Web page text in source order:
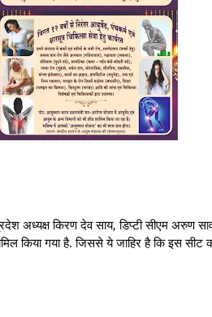
अध्यक्ष किरण देव साय, डिप्टी सीएम अरुण
किया गया है. जिससे ये जाहिर है कि इस